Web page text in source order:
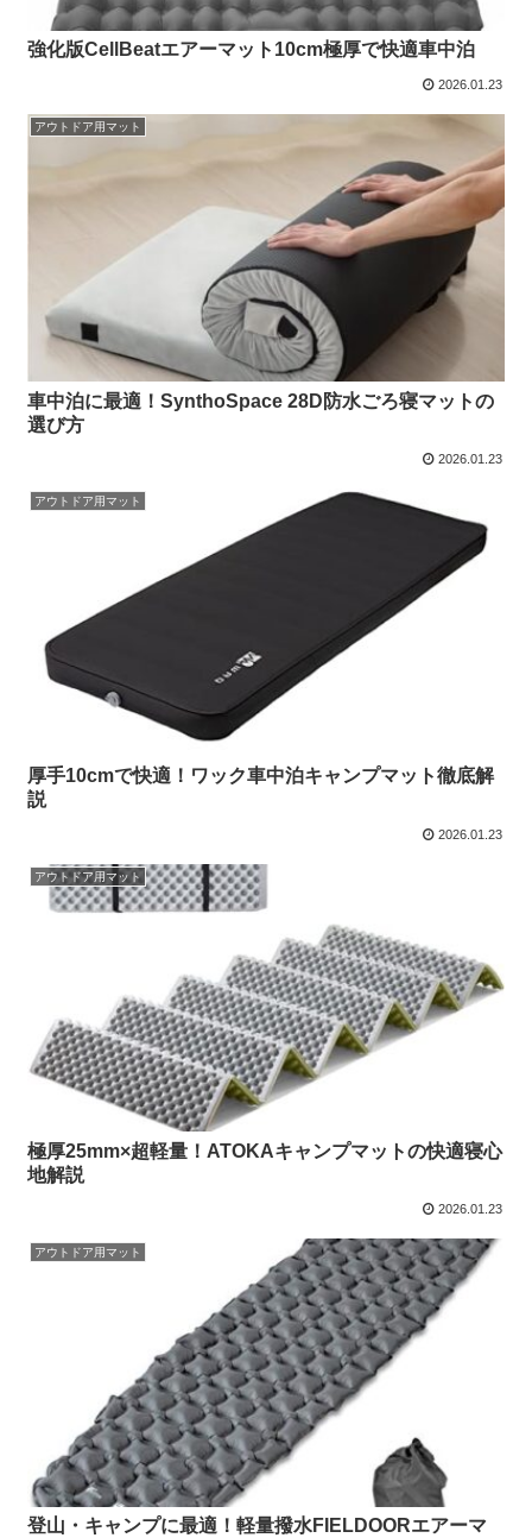
強化版CellBeatエアーマット10cm極厚で快適車中泊
2026.01.23
アウトドア用マット
車中泊に最適！SynthoSpace 28D防水ごろ寝マットの
選び方
2026.01.23
アウトドア用マット
厚手10cmで快適！ワック車中泊キャンプマット徹底解
説
2026.01.23
アウトドア用マット
極厚25mm×超軽量！ATOKAキャンプマットの快適寝心
地解説
2026.01.23
アウトドア用マット
登山・キャンプに最適！軽量撥水FIELDOORエアーマ